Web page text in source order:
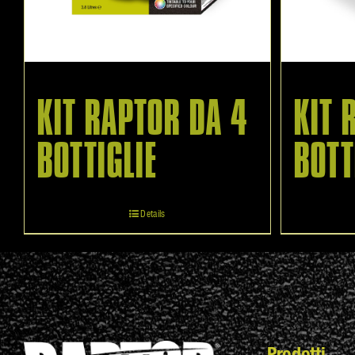
KIT RAPTOR DA 4
BOTTIGLIE
Details
KIT